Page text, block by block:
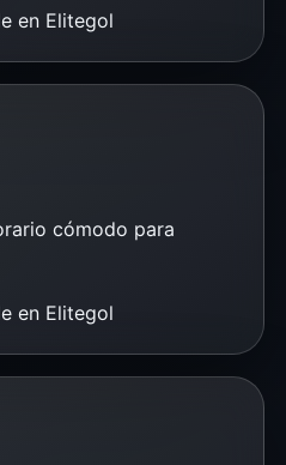
en Elitegol
cómodo para
en Elitegol